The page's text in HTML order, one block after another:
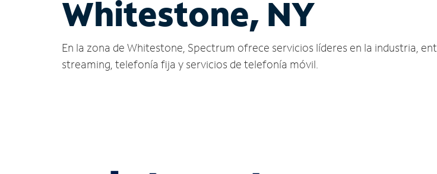
Whitestone, NY
En la zona de Whitestone, Spectrum ofrece servicios líderes en la industria,
streaming, telefonía fija y servicios de telefonía móvil.